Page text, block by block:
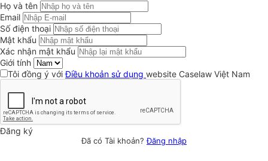
Họ và tên
Email
Số điện thoại
Mật khẩu
Xác nhận mật khẩu
Giới tính
Tôi đồng ý vớiĐiều khoản sử dụng website Caselaw Việt Nam
Đăng ký
Đã có Tài khoản?Đăng nhập